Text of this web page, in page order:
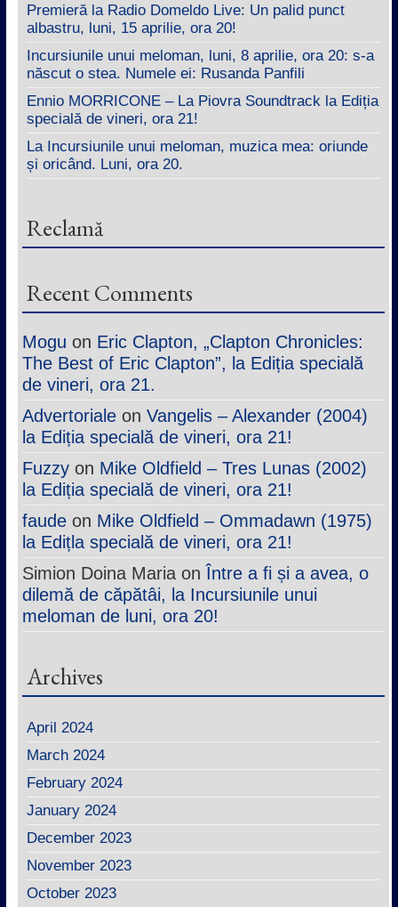
Premieră la Radio Domeldo Live: Un palid punct
albastru, luni, 15 aprilie, ora 20!
Incursiunile unui meloman, luni, 8 aprilie, ora 20: s-a
născut o stea. Numele ei: Rusanda Panfili
Ennio MORRICONE – La Piovra Soundtrack la Ediția
specială de vineri, ora 21!
La Incursiunile unui meloman, muzica mea: oriunde
și oricând. Luni, ora 20.
Reclamă
Recent Comments
Mogu on Eric Clapton, „Clapton Chronicles:
The Best of Eric Clapton”, la Ediția specială
de vineri, ora 21.
Advertorialeon Vangelis – Alexander (2004)
la Ediția specială de vineri, ora 21!
Fuzzyon Mike Oldfield – Tres Lunas (2002)
la Ediția specială de vineri, ora 21!
faudeon Mike Oldfield – Ommadawn (1975)
la Edițla specială de vineri, ora 21!
Simion Doina Mariaon Între a fi și a avea, o
dilemă de căpătâi, la Incursiunile unui
meloman de luni, ora 20!
Archives
April 2024
March 2024
February 2024
January 2024
December 2023
November 2023
October 2023